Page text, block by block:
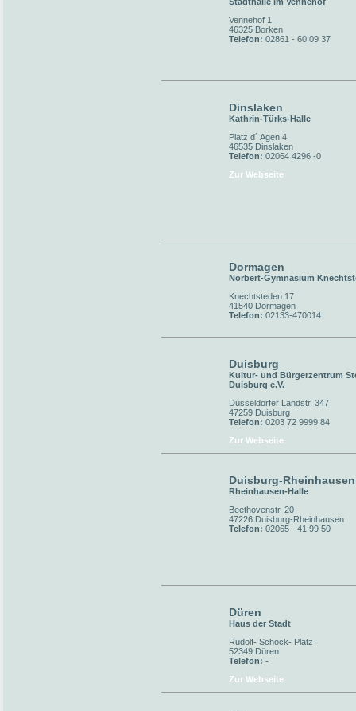
Vennehof 1
46325 Borken
Telefon: 02861 - 60 09 37
Dinslaken
Kathrin-Türks-Halle
Platz d´ Agen 4
46535 Dinslaken
Telefon: 02064 4296 -0
Zur Webseite
Dormagen
Norbert-Gymnasium
Knechtsteden 17
41540 Dormagen
Telefon: 02133-470014
Duisburg
Kultur- und Bürgerzentrum
Duisburg e.V.
Düsseldorfer Landstr. 347
47259 Duisburg
Telefon: 0203 72 9999 84
Zur Webseite
Duisburg-Rheinhausen
Rheinhausen-Halle
Beethovenstr. 20
47226 Duisburg-Rheinhausen
Telefon: 02065 - 41 99 50
Düren
Haus der Stadt
Rudolf- Schock- Platz
52349 Düren
Telefon: -
Zur Webseite